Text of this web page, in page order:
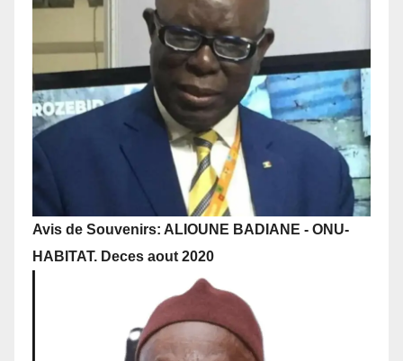
Avis de Souvenirs: ALIOUNE BADIANE - ONU-
HABITAT. Deces aout 2020